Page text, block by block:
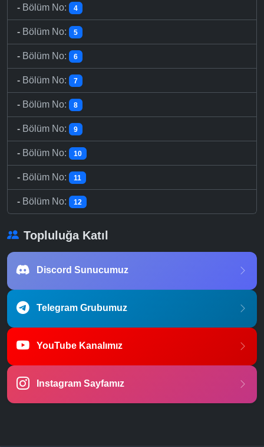
- Bölüm No: 4
- Bölüm No: 5
- Bölüm No: 6
- Bölüm No: 7
- Bölüm No: 8
- Bölüm No: 9
- Bölüm No: 10
- Bölüm No: 11
- Bölüm No: 12
Topluluğa Katıl
Discord Sunucumuz
Telegram Grubumuz
YouTube Kanalımız
Instagram Sayfamız